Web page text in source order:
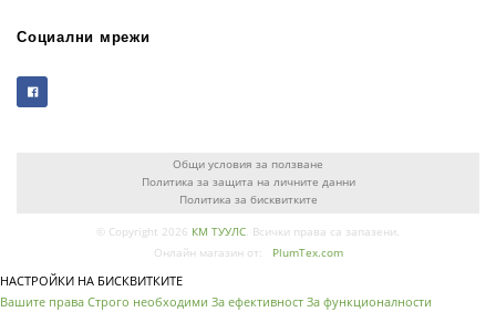
Социални мрежи
Общи условия за ползване
Политика за защита на личните данни
Политика за бисквитките
© Copyright 2026 КМ ТУУЛС. Всички права са запазени.
Онлайн магазин от:
PlumTex.com
НАСТРОЙКИ НА БИСКВИТКИТЕ
Вашите права Строго необходими За ефективност За функционалности